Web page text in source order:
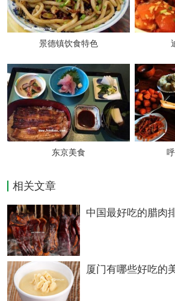
而成；肉糕原料为肉丸,系蒸
嫩,肉丸酥泡,肉糕软柔,滋味
可以将其中的任何两种、三种
味,鱼有肉味、肉渗鱼香,
ysgegenfen.com
蒸具有用芡薄、味精纯、善
色。其中尤以蒸珍珠丸子见长
配搭相当的猪肉和鱼肉作主
蛋液、配齐胡椒粉、姜末等
粉调匀,挤成直径五分大小的
景德镇饮食特色
东京美食
相关文章
中国最好吃的腊肉
厦门有哪些好吃的